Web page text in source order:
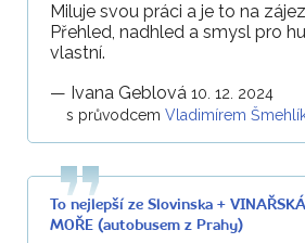
Miluje svou práci a je to na
Přehled, nadhled a smysl pro
vlastní.
— Ivana Geblová 10. 12. 2024
s průvodcem Vladimírem
To nejlepší ze Slovinska +
MOŘE (autobusem z Prahy)